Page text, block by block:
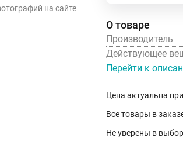
на сайте
О товаре
Производитель
Действующее
Перейти к
Цена актуальна
Все товары в
Не уверены в